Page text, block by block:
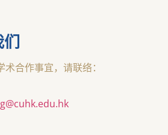
术合作事宜，请联络：